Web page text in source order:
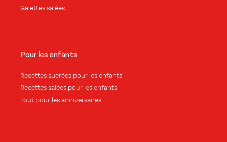
Galettes salées
Pour les enfants
Recettes sucrées pour les enfants
Recettes salées pour les enfants
Tout pour les anniversaires